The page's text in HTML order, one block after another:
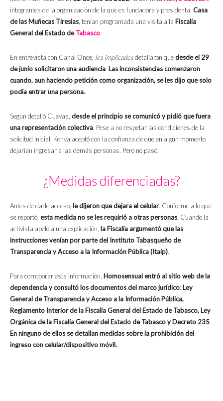
integrantes de la organización de la que es fundadora y presidenta, Casa
de las Muñecas Tiresias, tenían programada una visita a la Fiscalía
General del Estado deTabasco.
En entrevista con Canal Once, les implicadesdetallaron quedesde el 29
de junio solicitaron una audiencia. Las inconsistencias comenzaron
cuando, aun haciendo petición como organización, se les dijo que solo
podía entrar una persona.
Según detalló Cuevas, desde el principio se comunicó y pidió que fuera
una representación colectiva. Pese a no respetar las condiciones de la
solicitud inicial, Kenya aceptó con la confianza de que en algún momento
dejarían ingresar a las demás personas. Pero no pasó.
¿Medidas diferenciadas?
Antes de darle acceso, le dijeron que dejara el celular. Conforme a lo que
se reportó, esta medida no se les requirió a otras personas. Cuando la
activista apeló a una explicación, la Fiscalía argumentó que las
instrucciones venían por parte del Instituto Tabasqueño de
Transparencia y Acceso a la Información Pública (Itaip).
Para corroborar esta información, Homosensual entró al sitio web de la
dependencia y consultó los documentos del marco jurídico: Ley
General de Transparencia y Acceso a la Información Pública,
Reglamento Interior de la Fiscalía General del Estado de Tabasco, Ley
Orgánica de la Fiscalía General del Estado de Tabasco y Decreto 235.
En ninguno de ellos se detallan medidas sobre la prohibición del
ingreso con celular/dispositivo móvil.